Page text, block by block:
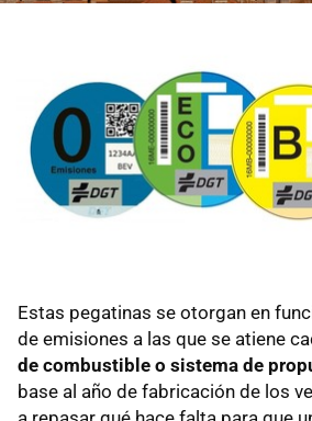
Estas pegatinas se otorgan en
de emisiones a las que se atiene
de combustible o sistema de
base al año de fabricación de los